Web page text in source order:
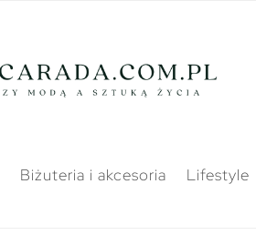
Biżuteria i akcesoria Lifestyle